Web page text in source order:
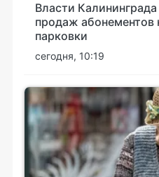
Власти
продаж абонементов
парковки
сегодня, 10:19